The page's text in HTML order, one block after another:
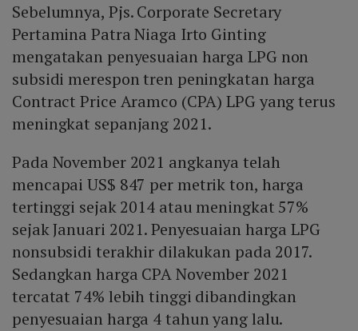
Sebelumnya, Pjs. Corporate Secretary
Pertamina Patra Niaga Irto Ginting
mengatakan penyesuaian harga LPG non
subsidi merespon tren peningkatan harga
Contract Price Aramco (CPA) LPG yang terus
meningkat sepanjang 2021.
Pada November 2021 angkanya telah
mencapai US$ 847 per metrik ton, harga
tertinggi sejak 2014 atau meningkat 57%
sejak Januari 2021. Penyesuaian harga LPG
nonsubsidi terakhir dilakukan pada 2017.
Sedangkan harga CPA November 2021
tercatat 74% lebih tinggi dibandingkan
penyesuaian harga 4 tahun yang lalu.